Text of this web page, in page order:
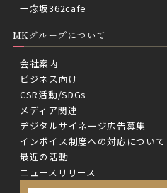
一念坂362cafe
MKグループについて
会社案内
ビジネス向け
CSR活動/SDGs
メディア関連
デジタルサイネージ広告募集
インボイス制度への対応について
最近の活動
ニュースリリース